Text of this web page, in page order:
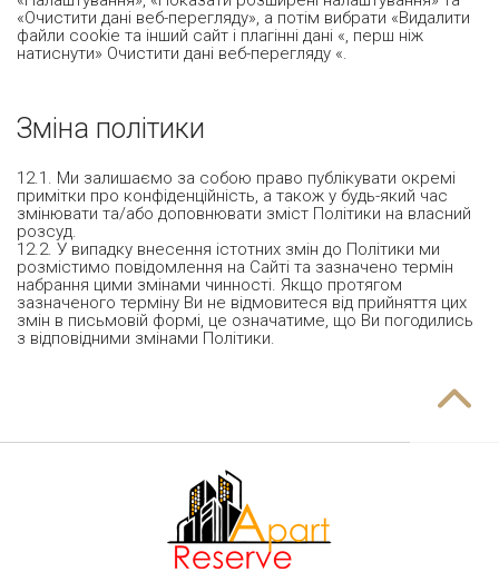
«Очистити дані веб-перегляду», а потім вибрати «Видалити
файли cookie та інший сайт і плагінні дані «, перш ніж
натиснути» Очистити дані веб-перегляду «.
Зміна політики
12.1. Ми залишаємо за собою право публікувати окремі
примітки про конфіденційність, а також у будь-який час
змінювати та/або доповнювати зміст Політики на власний
розсуд.
12.2. У випадку внесення істотних змін до Політики ми
розмістимо повідомлення на Сайті та зазначено термін
набрання цими змінами чинності. Якщо протягом
зазначеного терміну Ви не відмовитеся від прийняття цих
змін в письмовій формі, це означатиме, що Ви погодились
з відповідними змінами Політики.